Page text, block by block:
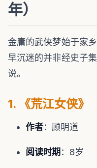
年）
金庸的武侠梦始于家
早沉迷的并非经史子
说。
1. 《荒江女侠》
作者：顾明道
阅读时期 ：8岁